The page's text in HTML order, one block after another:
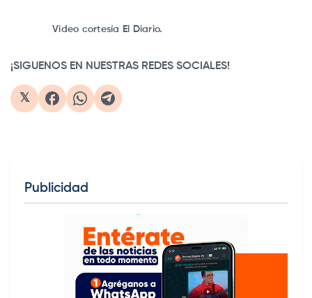
Video cortesía El Diario.
¡SIGUENOS EN NUESTRAS REDES SOCIALES!
𝕏
Publicidad